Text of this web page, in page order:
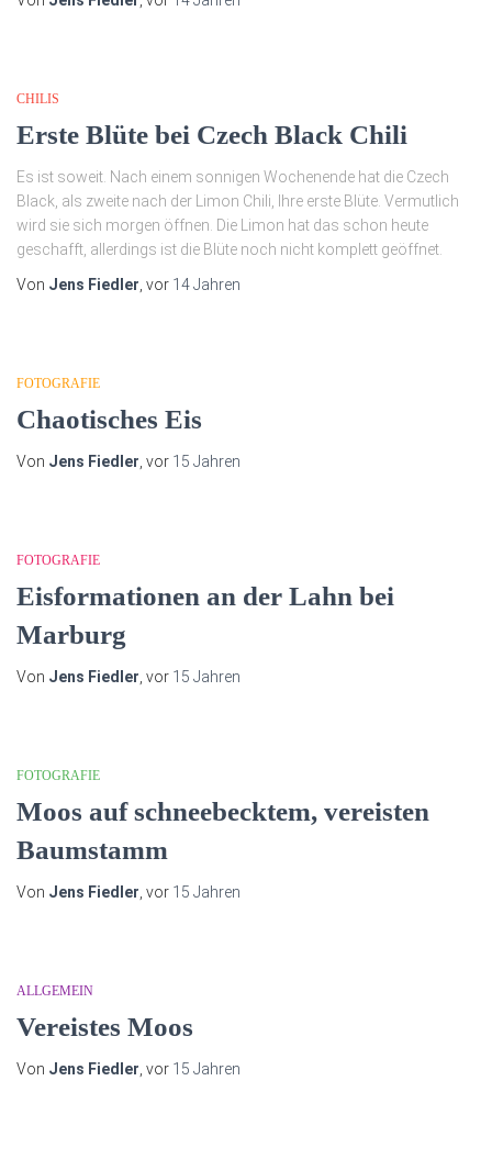
CHILIS
Erste Blüte bei Czech Black Chili
Es ist soweit. Nach einem sonnigen Wochenende hat die Czech
Black, als zweite nach der Limon Chili, Ihre erste Blüte. Vermutlich
wird sie sich morgen öffnen. Die Limon hat das schon heute
geschafft, allerdings ist die Blüte noch nicht komplett geöffnet.
Von Jens Fiedler, vor 14 Jahren
FOTOGRAFIE
Chaotisches Eis
Von Jens Fiedler, vor 15 Jahren
FOTOGRAFIE
Eisformationen an der Lahn bei
Marburg
Von Jens Fiedler, vor 15 Jahren
FOTOGRAFIE
Moos auf schneebecktem, vereisten
Baumstamm
Von Jens Fiedler, vor 15 Jahren
ALLGEMEIN
Vereistes Moos
Von Jens Fiedler, vor 15 Jahren